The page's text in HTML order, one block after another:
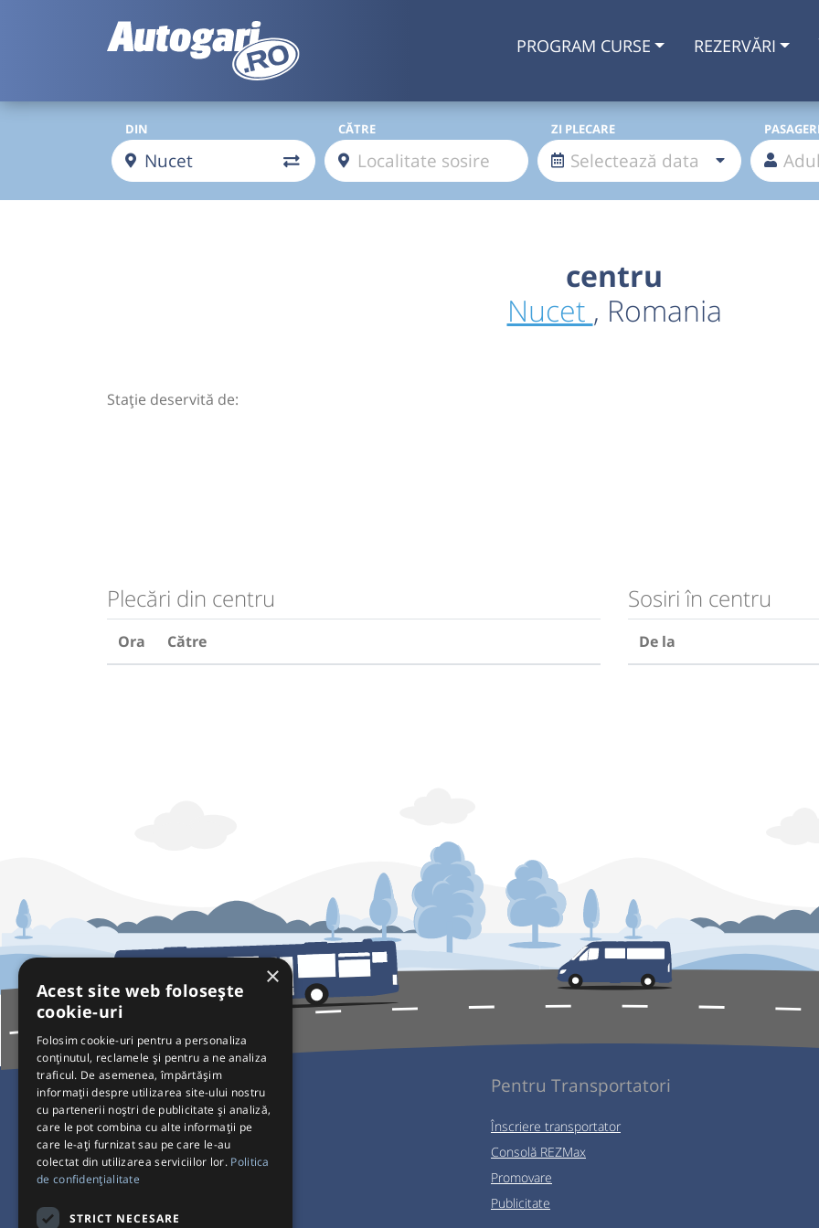
PROGRAM CURSE REZERVĂRI
DIN CĂTRE ZI PLECARE
centru
Nucet , Romania
Stație deservită de:
Plecări din centru
Ora Către
Sosiri în centru
De la
Pentru Călători
Curse autobuz
Plecări/Sosiri
Pentru Transportatori
Înscriere transportator
Consolă REZMax
Promovare
Publicitate
×
Acest site web folosește
cookie-uri
Folosim cookie-uri pentru a personaliza
conținutul, reclamele și pentru a ne analiza
traficul. De asemenea, împărtășim
informații despre utilizarea site-ului nostru
cu partenerii noștri de publicitate și analiză,
care le pot combina cu alte informații pe
care le-ați furnizat sau pe care le-au
colectat din utilizarea serviciilor lor. Politica
de confidențialitate
STRICT NECESARE